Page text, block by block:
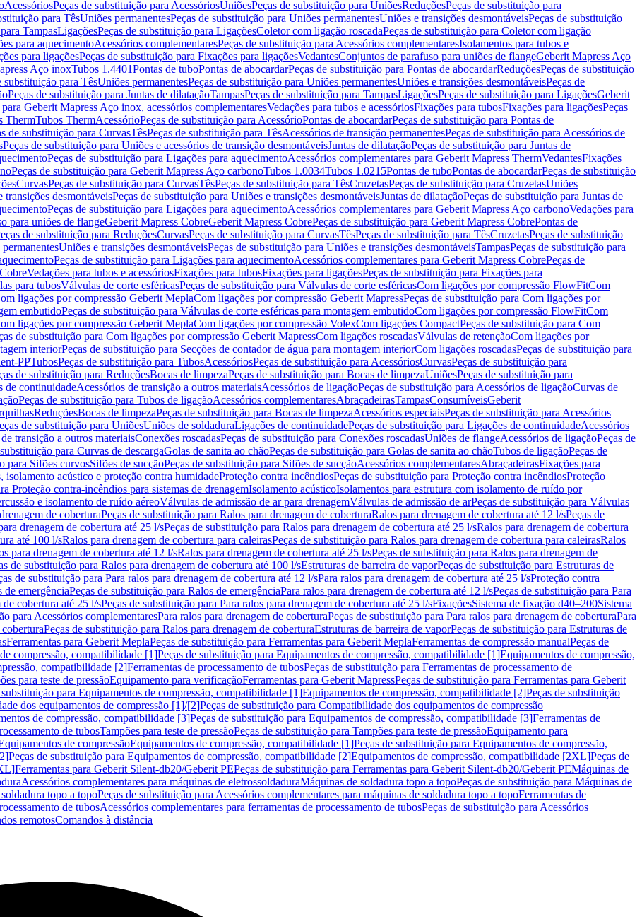
AcessóriosPeças de substituição para AcessóriosUniõesPeças de substituição para UniõesReduçõesPeças de substituição para
para TêsUniões permanentesPeças de substituição para Uniões permanentesUniões e transições desmontáveisPeças de substituição
TampasLigaçõesPeças de substituição para LigaçõesColetor com ligação roscadaPeças de substituição para Coletor com ligação
para aquecimentoAcessórios complementaresPeças de substituição para Acessórios complementaresIsolamentos para tubos e
para ligaçõesPeças de substituição para Fixações para ligaçõesVedantesConjuntos de parafuso para uniões de flangeGeberit Mapress Aço
Aço inoxTubos 1.4401Pontas de tuboPontas de abocardarPeças de substituição para Pontas de abocardarReduçõesPeças de substituição
substituição para TêsUniões permanentesPeças de substituição para Uniões permanentesUniões e transições desmontáveisPeças de
Peças de substituição para Juntas de dilataçãoTampasPeças de substituição para TampasLigaçõesPeças de substituição para LigaçõesGeberit
Geberit Mapress Aço inox, acessórios complementaresVedações para tubos e acessóriosFixações para tubosFixações para ligaçõesPeças
ThermTubos ThermAcessórioPeças de substituição para AcessórioPontas de abocardarPeças de substituição para Pontas de
de substituição para CurvasTêsPeças de substituição para TêsAcessórios de transição permanentesPeças de substituição para Acessórios de
Peças de substituição para Uniões e acessórios de transição desmontáveisJuntas de dilataçãoPeças de substituição para Juntas de
Peças de substituição para Ligações para aquecimentoAcessórios complementares para Geberit Mapress ThermVedantesFixações
Peças de substituição para Geberit Mapress Aço carbonoTubos 1.0034Tubos 1.0215Pontas de tuboPontas de abocardarPeças de substituição
CurvasPeças de substituição para CurvasTêsPeças de substituição para TêsCruzetasPeças de substituição para CruzetasUniões
transições desmontáveisPeças de substituição para Uniões e transições desmontáveisJuntas de dilataçãoPeças de substituição para Juntas de
Peças de substituição para Ligações para aquecimentoAcessórios complementares para Geberit Mapress Aço carbonoVedações para
para uniões de flangeGeberit Mapress CobreGeberit Mapress CobrePeças de substituição para Geberit Mapress CobrePontas de
de substituição para ReduçõesCurvasPeças de substituição para CurvasTêsPeças de substituição para TêsCruzetasPeças de substituição
Uniões e transições desmontáveisPeças de substituição para Uniões e transições desmontáveisTampasPeças de substituição para
Peças de substituição para Ligações para aquecimentoAcessórios complementares para Geberit Mapress CobrePeças de
Vedações para tubos e acessóriosFixações para tubosFixações para ligaçõesPeças de substituição para Fixações para
para tubosVálvulas de corte esféricasPeças de substituição para Válvulas de corte esféricasCom ligações por compressão FlowFitCom
ligações por compressão Geberit MeplaCom ligações por compressão Geberit MapressPeças de substituição para Com ligações por
embutidoPeças de substituição para Válvulas de corte esféricas para montagem embutidoCom ligações por compressão FlowFitCom
ligações por compressão Geberit MeplaCom ligações por compressão VolexCom ligações CompactPeças de substituição para Com
de substituição para Com ligações por compressão Geberit MapressCom ligações roscadasVálvulas de retençãoCom ligações por
interiorPeças de substituição para Secções de contador de água para montagem interiorCom ligações roscadasPeças de substituição para
PPTubosPeças de substituição para TubosAcessóriosPeças de substituição para AcessóriosCurvasPeças de substituição para
de substituição para ReduçõesBocas de limpezaPeças de substituição para Bocas de limpezaUniõesPeças de substituição para
de continuidadeAcessórios de transição a outros materiaisAcessórios de ligaçãoPeças de substituição para Acessórios de ligaçãoCurvas de
Peças de substituição para Tubos de ligaçãoAcessórios complementaresAbraçadeirasTampasConsumíveisGeberit
ReduçõesBocas de limpezaPeças de substituição para Bocas de limpezaAcessórios especiaisPeças de substituição para Acessórios
de substituição para UniõesUniões de soldaduraLigações de continuidadePeças de substituição para Ligações de continuidadeAcessórios
transição a outros materiaisConexões roscadasPeças de substituição para Conexões roscadasUniões de flangeAcessórios de ligaçãoPeças de
para Curvas de descargaGolas de sanita ao chãoPeças de substituição para Golas de sanita ao chãoTubos de ligaçãoPeças de
para Sifões curvosSifões de sucçãoPeças de substituição para Sifões de sucçãoAcessórios complementaresAbraçadeirasFixações para
isolamento acústico e proteção contra humidadeProteção contra incêndiosPeças de substituição para Proteção contra incêndiosProteção
Proteção contra-incêndios para sistemas de drenagemIsolamento acústicoIsolamentos para estrutura com isolamento de ruído por
e isolamento de ruído aéreoVálvulas de admissão de ar para drenagemVálvulas de admissão de arPeças de substituição para Válvulas
de coberturaPeças de substituição para Ralos para drenagem de coberturaRalos para drenagem de cobertura até 12 l/sPeças de
drenagem de cobertura até 25 l/sPeças de substituição para Ralos para drenagem de cobertura até 25 l/sRalos para drenagem de cobertura
até 100 l/sRalos para drenagem de cobertura para caleirasPeças de substituição para Ralos para drenagem de cobertura para caleirasRalos
para drenagem de cobertura até 12 l/sRalos para drenagem de cobertura até 25 l/sPeças de substituição para Ralos para drenagem de
de substituição para Ralos para drenagem de cobertura até 100 l/sEstruturas de barreira de vaporPeças de substituição para Estruturas de
de substituição para Para ralos para drenagem de cobertura até 12 l/sPara ralos para drenagem de cobertura até 25 l/sProteção contra
de emergênciaPeças de substituição para Ralos de emergênciaPara ralos para drenagem de cobertura até 12 l/sPeças de substituição para Para
de cobertura até 25 l/sPeças de substituição para Para ralos para drenagem de cobertura até 25 l/sFixaçõesSistema de fixação d40–200Sistema
para Acessórios complementaresPara ralos para drenagem de coberturaPeças de substituição para Para ralos para drenagem de coberturaPara
Peças de substituição para Ralos para drenagem de coberturaEstruturas de barreira de vaporPeças de substituição para Estruturas de
Ferramentas para Geberit MeplaPeças de substituição para Ferramentas para Geberit MeplaFerramentas de compressão manualPeças de
compressão, compatibilidade [1]Peças de substituição para Equipamentos de compressão, compatibilidade [1]Equipamentos de compressão,
compatibilidade [2]Ferramentas de processamento de tubosPeças de substituição para Ferramentas de processamento de
para teste de pressãoEquipamento para verificaçãoFerramentas para Geberit MapressPeças de substituição para Ferramentas para Geberit
substituição para Equipamentos de compressão, compatibilidade [1]Equipamentos de compressão, compatibilidade [2]Peças de substituição
dos equipamentos de compressão [1]/[2]Peças de substituição para Compatibilidade dos equipamentos de compressão
de compressão, compatibilidade [3]Peças de substituição para Equipamentos de compressão, compatibilidade [3]Ferramentas de
de tubosTampões para teste de pressãoPeças de substituição para Tampões para teste de pressãoEquipamento para
de compressãoEquipamentos de compressão, compatibilidade [1]Peças de substituição para Equipamentos de compressão,
Peças de substituição para Equipamentos de compressão, compatibilidade [2]Equipamentos de compressão, compatibilidade [2XL]Peças de
Ferramentas para Geberit Silent-db20/Geberit PEPeças de substituição para Ferramentas para Geberit Silent-db20/Geberit PEMáquinas de
Acessórios complementares para máquinas de eletrossoldaduraMáquinas de soldadura topo a topoPeças de substituição para Máquinas de
topo a topoPeças de substituição para Acessórios complementares para máquinas de soldadura topo a topoFerramentas de
de tubosAcessórios complementares para ferramentas de processamento de tubosPeças de substituição para Acessórios
remotosComandos à distância